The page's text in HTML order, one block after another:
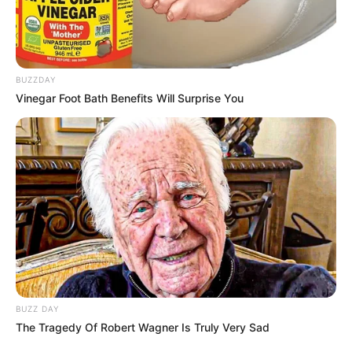
BUZZDAY
Vinegar Foot Bath Benefits Will Surprise You
BUZZ DAY
The Tragedy Of Robert Wagner Is Truly Very Sad